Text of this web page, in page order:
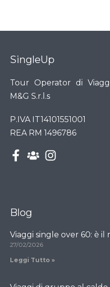
SingleUp
Tour Operator di
M&G S.r.l.s
P.IVA IT14101551001
REA RM 1496786
Blog
Viaggi single over 60: è
27/02/2026
Leggi Tutto »